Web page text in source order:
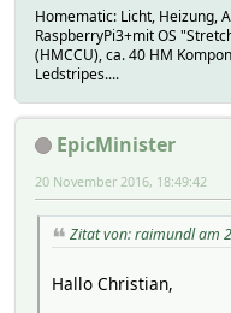
Homematic: Licht, Heizung,
RaspberryPi3+mit OS
(HMCCU), ca. 40 HM
Ledstripes....
EpicMinister
20 November 2016, 18:49:42
Zitat von: raimundl am
Hallo Christian,